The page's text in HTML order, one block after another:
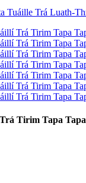
Tirim Tapa Tapa